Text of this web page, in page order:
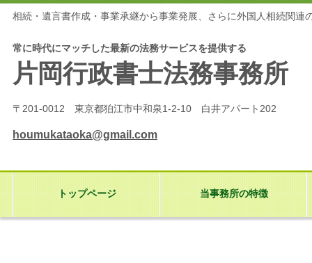
相続・遺言書作成・事業承継から事業発展、さらに外国人相続関連
常に時代にマッチした最新の法務サービスを提供する
片岡行政書士法務事務所
〒201-0012 東京都狛江市中和泉1-2-10 白井アパート202
houmukataoka@gmail.com
トップページ 当事務所の特徴